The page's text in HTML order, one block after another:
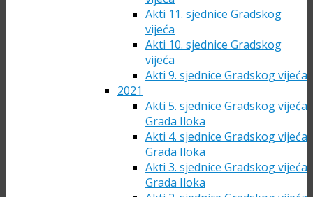
Akti 11. sjednice Gradskog
vijeća
Akti 10. sjednice Gradskog
vijeća
Akti 9. sjednice Gradskog vijeća
2021
Akti 5. sjednice Gradskog vijeća
Grada Iloka
Akti 4. sjednice Gradskog vijeća
Grada Iloka
Akti 3. sjednice Gradskog vijeća
Grada Iloka